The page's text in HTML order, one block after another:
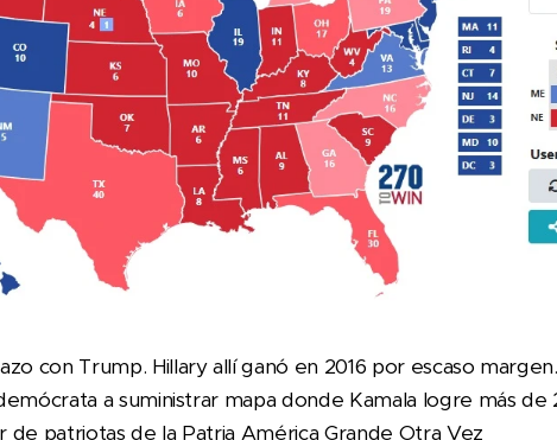
con Trump. Hillary allí ganó en 2016 por escaso
a suministrar mapa donde Kamala logre más de
de patriotas de la Patria América Grande Otra Vez